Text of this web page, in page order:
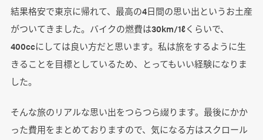
結果格安で東京に帰れて、最高の4日間の思い出というお土産
がついてきました。バイクの燃費は30km/1ℓくらいで、
400ccにしては良い方だと思います。私は旅をするように生
きることを目標としているため、とってもいい経験になりま
した。
そんな旅のリアルな思い出をつらつら綴ります。最後にかか
った費用をまとめておりますので、気になる方はスクロール